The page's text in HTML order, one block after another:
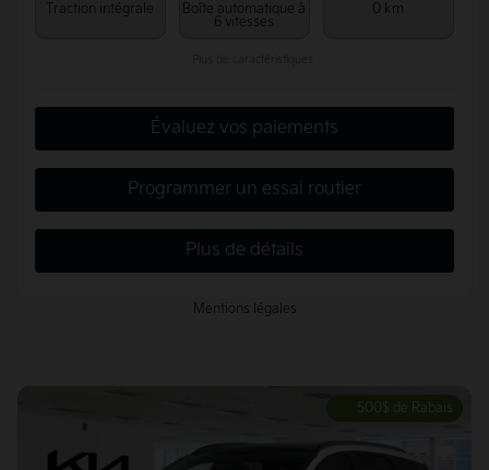
Traction intégrale
Boîte automatique à
6 vitesses
0 km
Évaluez vos paiements
Programmer un essai routier
Plus de détails
Mentions légales
500$ de Rabais